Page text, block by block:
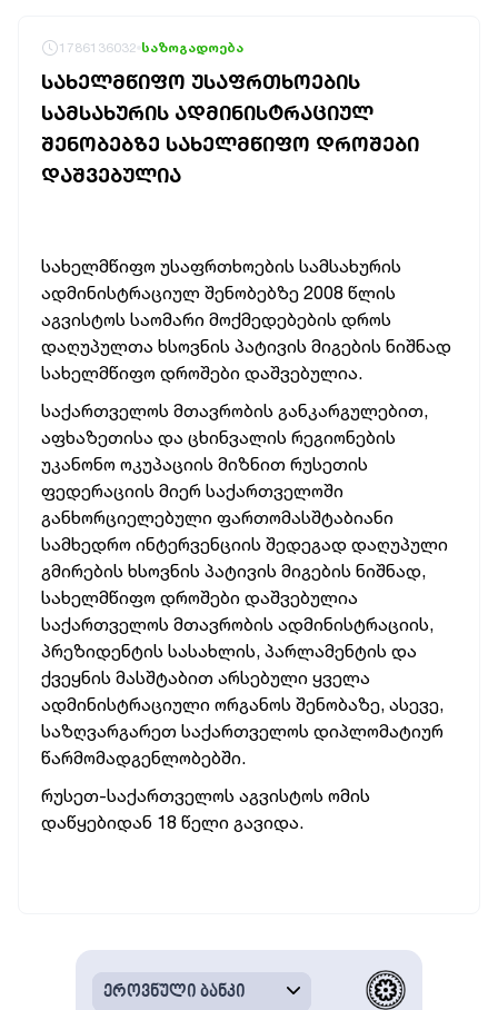
1786136032 საზოგადოება
ᲡᲐᲮᲔᲚᲛᲬᲘᲤᲝ ᲣᲡᲐᲤᲠᲗᲮᲝᲔᲑᲘᲡ
ᲡᲐᲛᲡᲐᲮᲣᲠᲘᲡ ᲐᲓᲛᲘᲜᲘᲡᲢᲠᲐᲪᲘᲣᲚ
ᲨᲔᲜᲝᲑᲔᲑᲖᲔ ᲡᲐᲮᲔᲚᲛᲬᲘᲤᲝ ᲓᲠᲝᲨᲔᲑᲘ
ᲓᲐᲨᲕᲔᲑᲣᲚᲘᲐ
სახელმწიფო უსაფრთხოების სამსახურის
ადმინისტრაციულ შენობებზე 2008 წლის
აგვისტოს საომარი მოქმედებების დროს
დაღუპულთა ხსოვნის პატივის მიგების ნიშნად
სახელმწიფო დროშები დაშვებულია.
საქართველოს მთავრობის განკარგულებით,
აფხაზეთისა და ცხინვალის რეგიონების
უკანონო ოკუპაციის მიზნით რუსეთის
ფედერაციის მიერ საქართველოში
განხორციელებული ფართომასშტაბიანი
სამხედრო ინტერვენციის შედეგად დაღუპული
გმირების ხსოვნის პატივის მიგების ნიშნად,
სახელმწიფო დროშები დაშვებულია
საქართველოს მთავრობის ადმინისტრაციის,
პრეზიდენტის სასახლის, პარლამენტის და
ქვეყნის მასშტაბით არსებული ყველა
ადმინისტრაციული ორგანოს შენობაზე, ასევე,
საზღვარგარეთ საქართველოს დიპლომატიურ
წარმომადგენლობებში.
რუსეთ-საქართველოს აგვისტოს ომის
დაწყებიდან 18 წელი გავიდა.